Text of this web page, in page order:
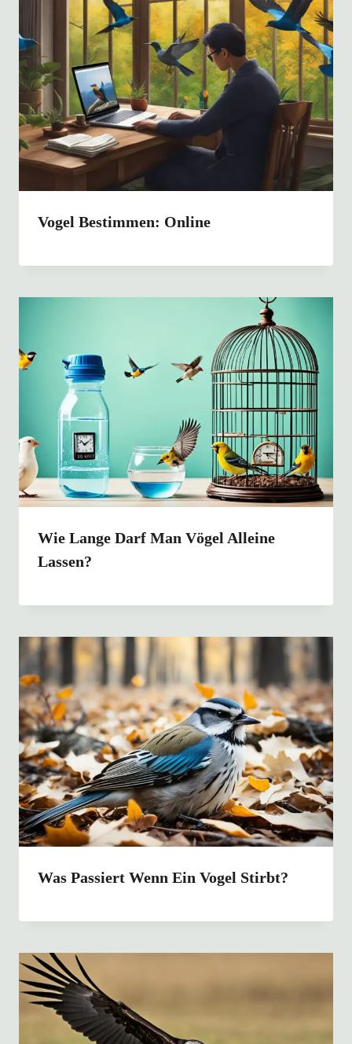
Vogel Bestimmen: Online
Wie Lange Darf Man Vögel Alleine
Lassen?
Was Passiert Wenn Ein Vogel Stirbt?